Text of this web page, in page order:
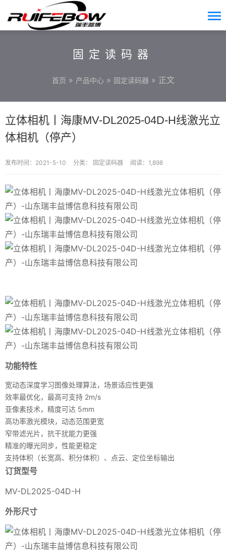
固定读码器
首页 » 产品中心» 固定读码器» 正文
立体相机丨海康MV-DL2025-04D-H线激光立
体相机（停产）
发布时间：2021-5-10 分类： 固定读码器 阅读：1,898
功能特性
宽动态深度学习图像处理算法，场景适应性更强
效率最优化，最高可支持 2m/s
亚像素技术，精度可达 5mm
高功率激光模块，动态范围更宽
窄带滤光片，抗干扰能力更强
精准的曝光同步，性能更稳定
支持体积（长宽高、积分体积）、点云、定位坐标输出
订货型号
MV-DL2025-04D-H
外形尺寸